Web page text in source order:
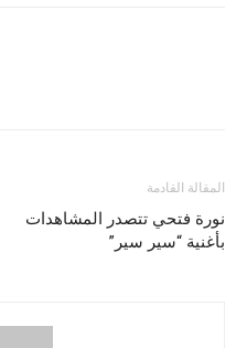
المقالة القادمة
نورة فتحي تتصدر المشاهدات
بأغنية “سير سير”